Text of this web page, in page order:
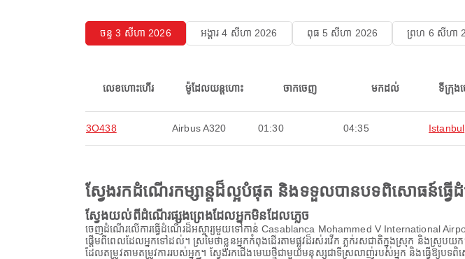
ចន្ទ 3 សីហា 2026 អង្គារ 4 សីហា 2026 ពុធ 5 សីហា 2026 ព្រហ 6 សីហា
លេខហោះហើរ ម៉ូដែលយន្តហោះ ចាកចេញ មកដល់ ទីក្រុង
3O438 Airbus A320 01:30 04:35 Istanbul
ស្វែងរកដំណើរកម្សាន្តដ៏ល្អបំផុត និងទទួលបានបទពិសោធន៍ធ្វើ
ស្វែងយល់ពីដំណើរផ្សងព្រេងដែលអ្នកមិនដែលភ្លេច
ចេញដំណើរលើការធ្វើដំណើរដ៏អស្ចារ្យមួយទៅកាន់ Casablanca Mohammed V International
ផ្តើមពីពេលដែលអ្នកទៅដល់។ ស្រមៃថាខ្លួនអ្នកកំពុងដើរតាមផ្លូវដ៏រស់រវើក ភ្លក់រសជាតិក្នុងស្រុក និង
ដែលតម្រូវតាមតម្រូវការរបស់អ្នក។ ស្វែងរកជើងមេឃថ្មីជាមួយមនុស្សជាទីស្រលាញ់របស់អ្នក និងធ្វើឱ្យប